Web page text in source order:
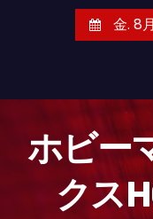
金. 8
ホビー
クス